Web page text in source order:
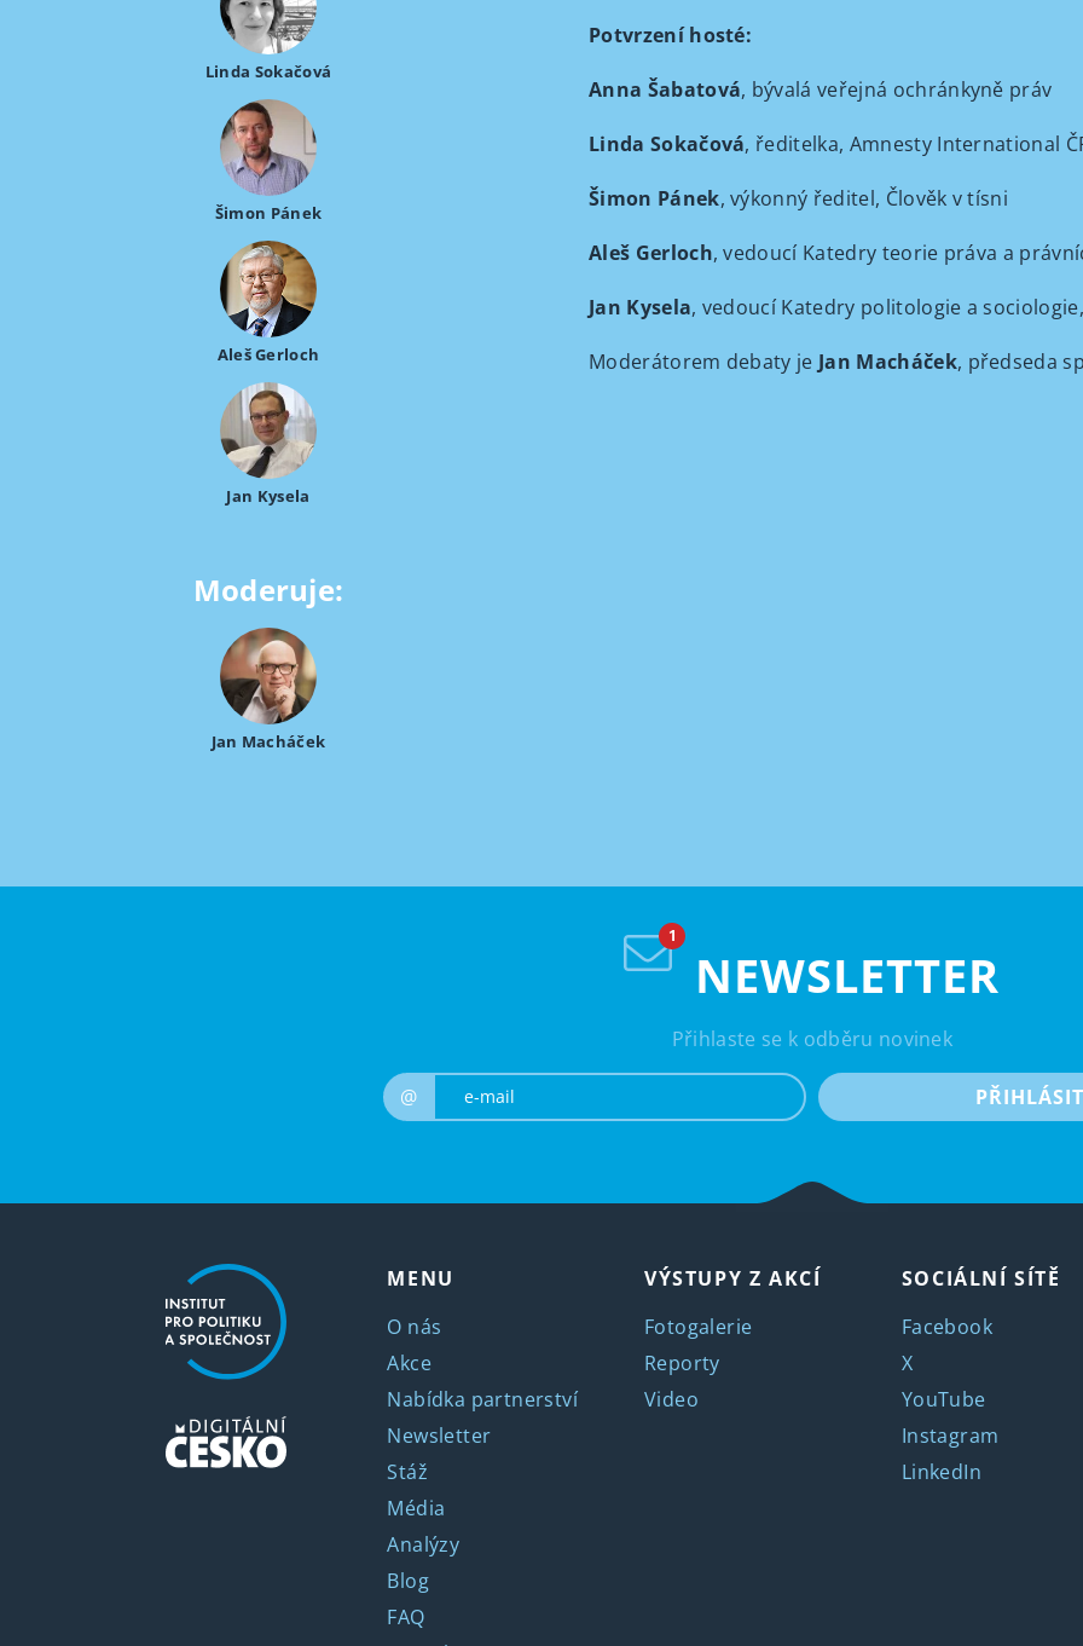
Linda Sokačová
Šimon Pánek
Aleš Gerloch
Jan Kysela
Moderuje:
Jan Macháček
Potvrzení hosté:
Anna Šabatová, bývalá veřejná ochránkyně práv
Linda Sokačová, ředitelka, Amnesty International
Šimon Pánek, výkonný ředitel, Člověk v tísni
Aleš Gerloch, vedoucí Katedry teorie práva a
Jan Kysela, vedoucí Katedry politologie a
Moderátorem debaty je Jan Macháček, předseda
NEWSLETTER
Přihlaste se k odběru novinek
@ PŘIHLÁSIT
MENU
O nás
Akce
Nabídka partnerství
Newsletter
Stáž
Média
Analýzy
Blog
FAQ
VÝSTUPY Z AKCÍ
Fotogalerie
Reporty
Video
SOCIÁLNÍ SÍTĚ
Facebook
X
YouTube
Instagram
LinkedIn